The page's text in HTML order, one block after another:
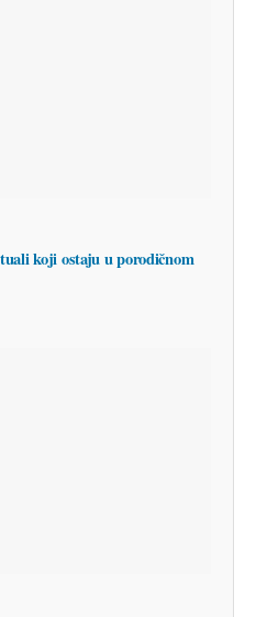
koji ostaju u porodičnom